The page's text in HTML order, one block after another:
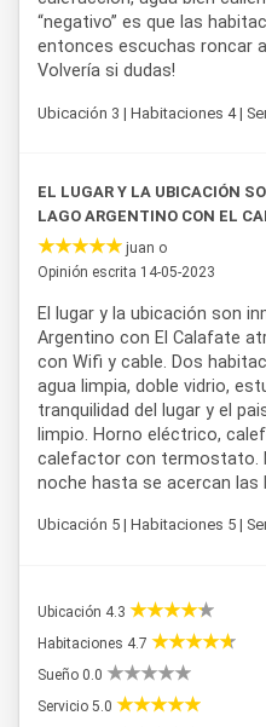
“negativo” es que las
entonces escuchas roncar
Volvería si dudas!
Ubicación 3 | Habitaciones 4 |
EL LUGAR Y LA UBICACIÓN
LAGO ARGENTINO CON EL
juan o
Opinión escrita 14-05-2023
El lugar y la ubicación son
Argentino con El Calafate
con Wifi y cable. Dos
agua limpia, doble vidrio,
tranquilidad del lugar y el
limpio. Horno eléctrico,
calefactor con termostato.
noche hasta se acercan las
Ubicación 5 | Habitaciones 5 |
Ubicación 4.3
Habitaciones 4.7
Sueño 0.0
Servicio 5.0